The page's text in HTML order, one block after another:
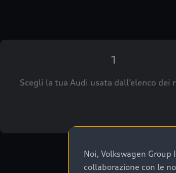
1
Scegli la tua Audi usata dall’elenco dei
Noi, Volkswagen
collaborazione con le